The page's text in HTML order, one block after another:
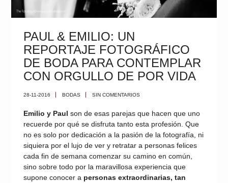
PAUL & EMILIO: UN
REPORTAJE FOTOGRÁFICO
DE BODA PARA CONTEMPLAR
CON ORGULLO DE POR VIDA
28-11-2016 BODAS SIN COMENTARIOS
Emilio y Paul son de esas parejas que hacen que uno
recuerde por qué se disfruta tanto esta profesión. Que
no es solo por dedicación a la pasión de la fotografía, ni
siquiera por el lujo de ver y retratar a personas felices
cada fin de semana comenzar su camino en común,
sino sobre todo por la maravillosa experiencia que
supone conocer a personas extraordinarias, tan